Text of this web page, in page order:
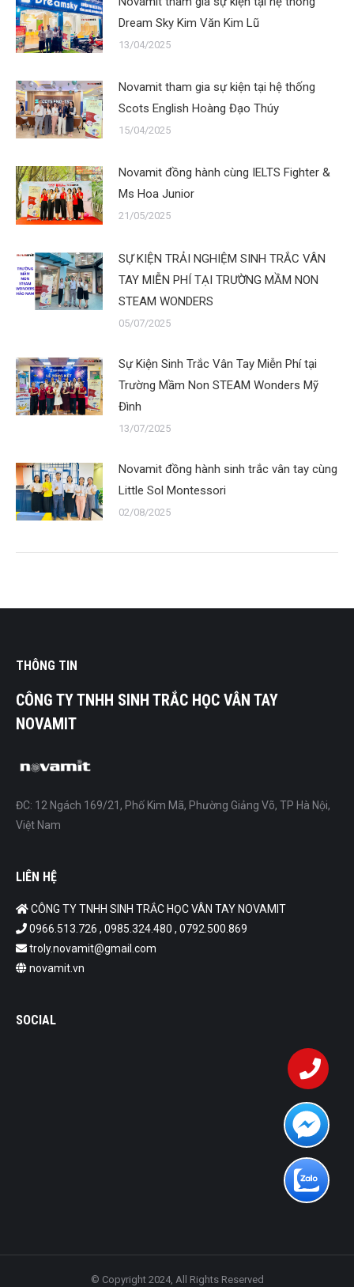
Dream Sky Kim Văn Kim Lũ
13/04/2025
Novamit tham gia sự kiện tại hệ thống
Scots English Hoàng Đạo Thúy
15/04/2025
Novamit đồng hành cùng IELTS Fighter &
Ms Hoa Junior
21/05/2025
SỰ KIỆN TRẢI NGHIỆM SINH TRẮC VÂN
TAY MIỄN PHÍ TẠI TRƯỜNG MẦM NON
STEAM WONDERS
05/07/2025
Sự Kiện Sinh Trắc Vân Tay Miễn Phí tại
Trường Mầm Non STEAM Wonders Mỹ
Đình
13/07/2025
Novamit đồng hành sinh trắc vân tay cùng
Little Sol Montessori
02/08/2025
THÔNG TIN
CÔNG TY TNHH SINH TRẮC HỌC VÂN TAY
NOVAMIT
ĐC: 12 Ngách 169/21, Phố Kim Mã, Phường Giảng Võ, TP Hà Nội,
Việt Nam
LIÊN HỆ
CÔNG TY TNHH SINH TRẮC HỌC VÂN TAY NOVAMIT
0966.513.726 , 0985.324.480 , 0792.500.869
troly.novamit@gmail.com
novamit.vn
SOCIAL
© Copyright 2024, All Rights Reserved